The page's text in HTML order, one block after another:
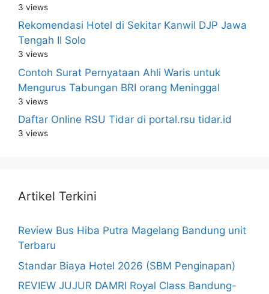
3 views
Rekomendasi Hotel di Sekitar Kanwil DJP Jawa
Tengah II Solo
3 views
Contoh Surat Pernyataan Ahli Waris untuk
Mengurus Tabungan BRI orang Meninggal
3 views
Daftar Online RSU Tidar di portal.rsu tidar.id
3 views
Artikel Terkini
Review Bus Hiba Putra Magelang Bandung unit
Terbaru
Standar Biaya Hotel 2026 (SBM Penginapan)
REVIEW JUJUR DAMRI Royal Class Bandung-